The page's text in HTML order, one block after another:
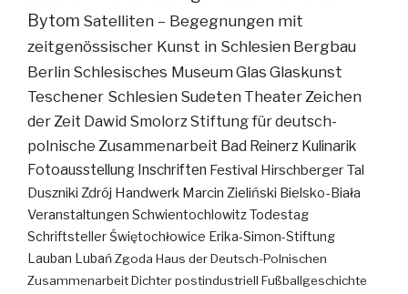
Bytom Satelliten – Begegnungen mit
zeitgenössischer Kunst in Schlesien Bergbau
Berlin Schlesisches MuseumGlas Glaskunst
Teschener Schlesien Sudeten TheaterZeichen
der Zeit Dawid SmolorzStiftung für deutsch-
polnische Zusammenarbeit Bad Reinerz Kulinarik
Fotoausstellung Inschriften Festival Hirschberger Tal
Duszniki Zdrój Handwerk Marcin Zieliński Bielsko-Biała
Veranstaltungen SchwientochlowitzTodestag
SchriftstellerŚwiętochłowice Erika-Simon-Stiftung
Lauban LubańZgoda Haus der Deutsch-Polnischen
ZusammenarbeitDichterpostindustriell Fußballgeschichte